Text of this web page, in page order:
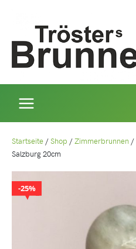
Startseite /Shop /Zimmerbrunnen /
Salzburg 20cm
25%